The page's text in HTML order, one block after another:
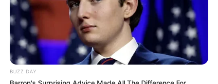
BUZZ DAY